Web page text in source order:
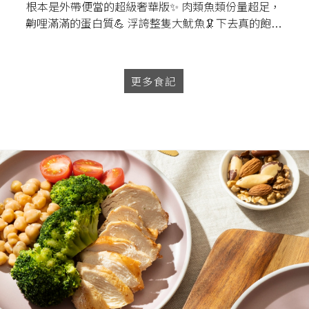
根本是外帶便當的超級奢華版✨ 肉類魚類份量超足，
齁哩滿滿的蛋白質💪 浮誇整隻大魷魚🦑下去真的飽到
更多食記